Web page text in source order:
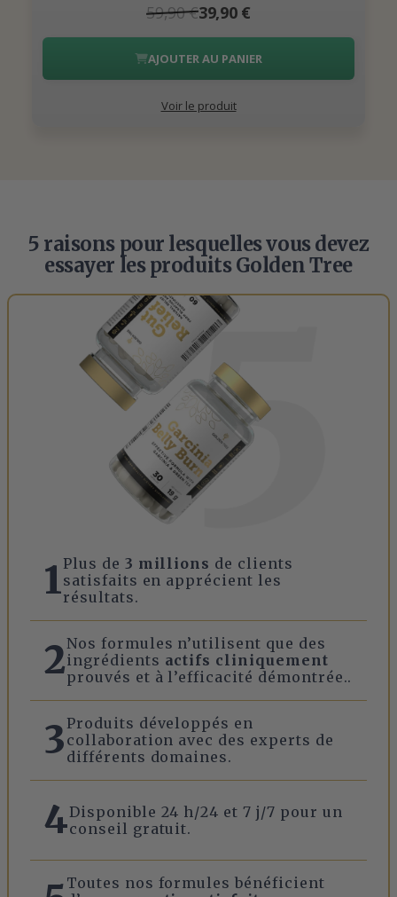
59,90 €39,90 €
AJOUTER AU PANIER
Voir le produit
5 raisons pour lesquelles vous devez
essayer les produits Golden Tree
1Plus de 3 millions de clients
satisfaits en apprécient les
résultats.
2Nos formules n’utilisent que des
ingrédients actifs cliniquement
prouvés et à l’efficacité démontrée..
3 Produits développés en
collaboration avec des experts de
différents domaines.
4Disponible 24 h/24 et 7 j/7 pour un
conseil gratuit.
Toutes nos formules bénéficient